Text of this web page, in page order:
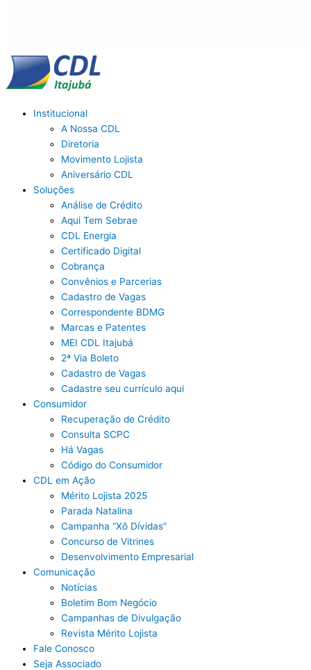
Institucional
A Nossa CDL
Diretoria
Movimento Lojista
Aniversário CDL
Soluções
Análise de Crédito
Aqui Tem Sebrae
CDL Energia
Certificado Digital
Cobrança
Convênios e Parcerias
Cadastro de Vagas
Correspondente BDMG
Marcas e Patentes
MEI CDL Itajubá
2ª Via Boleto
Cadastro de Vagas
Cadastre seu currículo aqui
Consumidor
Recuperação de Crédito
Consulta SCPC
Há Vagas
Código do Consumidor
CDL em Ação
Mérito Lojista 2025
Parada Natalina
Campanha “Xô Dívidas”
Concurso de Vitrines
Desenvolvimento Empresarial
Comunicação
Notícias
Boletim Bom Negócio
Campanhas de Divulgação
Revista Mérito Lojista
Fale Conosco
Seja Associado